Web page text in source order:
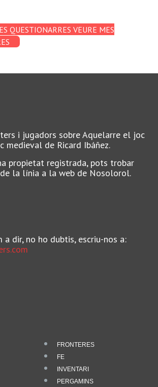
que de lluitar,
però ho recordo
amb aquest
hores de daus
la tirada de sort
afortunada
recordes?
Sense comptar
Personatge, que
és veritablement
Jugant “Dracs", un
jugador portava a
un noble de
VEURE MES
i jugadors sobre Aquelarre el joc
medieval de Ricard Ibáñez.
propietat registrada, pots trobar
la línia a la web de Nosolorol.
a dir, no ho dubtis, escriu-nos a:
FRONTERES
FE
INVENTARI
PERGAMINS